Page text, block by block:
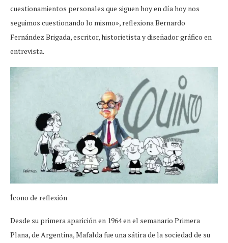
cuestionamientos personales que siguen hoy en día hoy nos
seguimos cuestionando lo mismo», reflexiona Bernardo
Fernández Brigada, escritor, historietista y diseñador gráfico en
entrevista.
Ícono de reflexión
Desde su primera aparición en 1964 en el semanario Primera
Plana, de Argentina, Mafalda fue una sátira de la sociedad de su